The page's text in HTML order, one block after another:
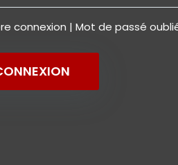
connexion | Mot de passé